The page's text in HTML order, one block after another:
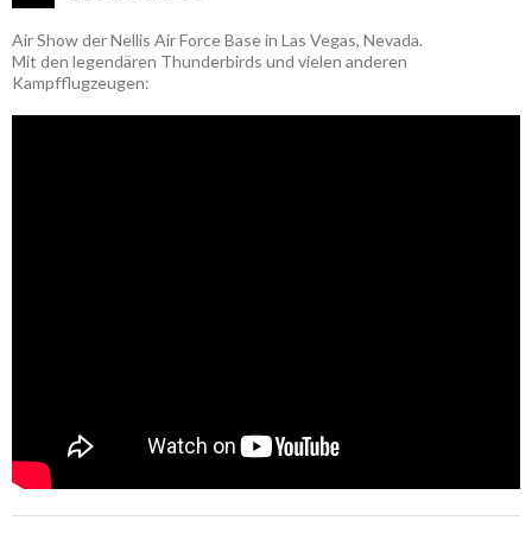
Air Show der Nellis Air Force Base in Las Vegas, Nevada.
Mit den legendären Thunderbirds und vielen anderen
Kampfflugzeugen: